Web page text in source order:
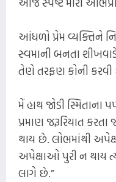
આંધળો પ્રેમ વ્યક્તિને
સ્વમાની બનતા
તેણે તરફણ કોની કરવી
મેં હાથ જોડી સ્મિતાના
પ્રમાણ જરૂરિયાત કરતા
થાય છે. લોભમાંથી
અપેક્ષાઓ પુરી ન થાય
લાગે છે.”